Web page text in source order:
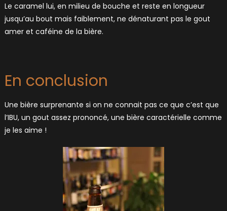
Le caramel lui, en milieu de bouche et reste en longueur
jusqu’au bout mais faiblement, ne dénaturant pas le gout
amer et caféine de la bière.
En conclusion
Une bière surprenante si on ne connait pas ce que c’est que
l’IBU, un gout assez prononcé, une bière caractérielle comme
je les aime !